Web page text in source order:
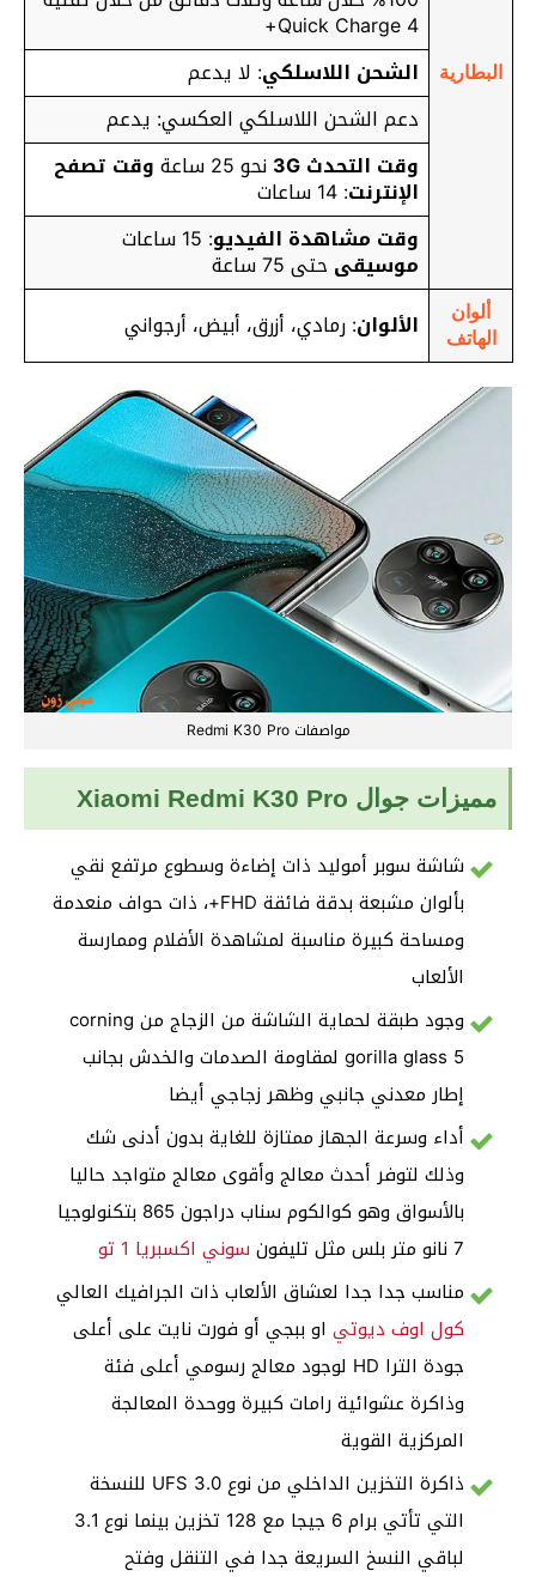
البطارية
Quick Charge 4+
الشحن اللاسلكي: لا يدعم
دعم الشحن اللاسلكي العكسي: يدعم
وقت التحدث 3G
نحو 25 ساعة وقت تصفح
الإنترنت: 14 ساعات
وقت مشاهدة الفيديو: 15 ساعات
موسيقى حتى 75 ساعة
ألوان
الهاتف
الألوان: رمادي، أزرق، أبيض، أرجواني
مواصفات Redmi K30 Pro
مميزات جوال Xiaomi Redmi K30 Pro
شاشة سوبر أموليد ذات إضاءة وسطوع مرتفع نقي
بألوان مشبعة بدقة فائقة FHD+، ذات حواف منعدمة
ومساحة كبيرة مناسبة لمشاهدة الأفلام وممارسة
الألعاب
وجود طبقة لحماية الشاشة من الزجاج من corning
gorilla glass 5 لمقاومة الصدمات والخدش بجانب
إطار معدني جانبي وظهر زجاجي أيضا
أداء وسرعة الجهاز ممتازة للغاية بدون أدنى شك
وذلك لتوفر أحدث معالج وأقوى معالج متواجد حاليا
بالأسواق وهو كوالكوم سناب دراجون 865 بتكنولوجيا
7 نانو متر بلس مثل تليفون
سوني اكسبريا 1 تو
مناسب جدا جدا لعشاق الألعاب ذات الجرافيك العالي
كول اوف ديوتي او ببجي أو فورت نايت على أعلى
جودة الترا HD لوجود معالج رسومي أعلى فئة
وذاكرة عشوائية رامات كبيرة ووحدة المعالجة
المركزية القوية
ذاكرة التخزين الداخلي من نوع UFS 3.0 للنسخة
التي تأتي برام 6 جيجا مع 128 تخزين بينما نوع 3.1
لباقي النسخ السريعة جدا في التنقل وفتح